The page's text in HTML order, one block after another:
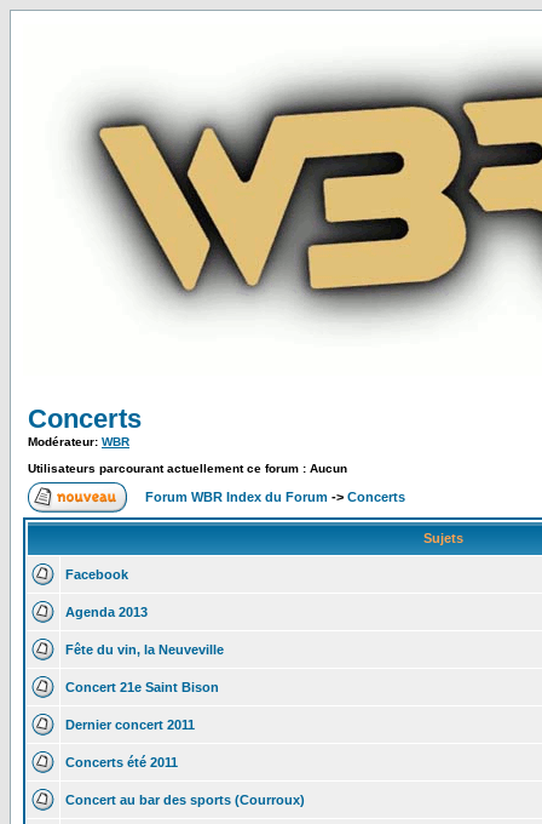
Concerts
Modérateur: WBR
Utilisateurs parcourant actuellement ce forum : Aucun
Forum WBR Index du Forum -> Concerts
Sujets
Facebook
Agenda 2013
Fête du vin, la Neuveville
Concert 21e Saint Bison
Dernier concert 2011
Concerts été 2011
Concert au bar des sports (Courroux)